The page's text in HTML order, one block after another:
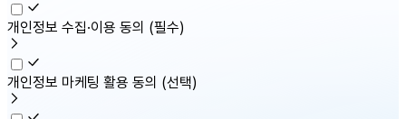
개인정보 수집·이용 동의 (필수)
개인정보 마케팅 활용 동의 (선택)